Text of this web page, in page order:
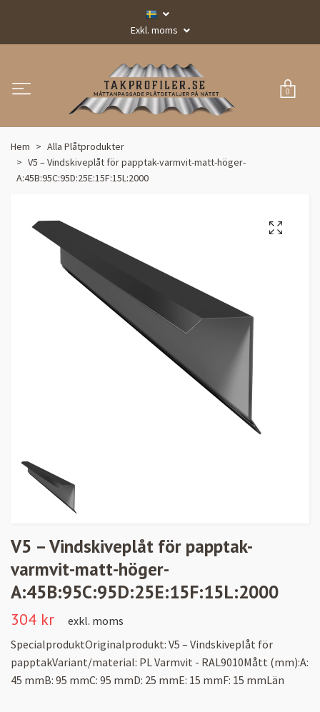
Exkl. moms
0
Hem
Alla Plåtprodukter
V5 – Vindskiveplåt för papptak-varmvit-matt-höger-
A:45B:95C:95D:25E:15F:15L:2000
V5 – Vindskiveplåt för papptak-
varmvit-matt-höger-
A:45B:95C:95D:25E:15F:15L:2000
304 kr
exkl. moms
SpecialproduktOriginalprodukt: V5 – Vindskiveplåt för
papptakVariant/material: PL Varmvit - RAL9010Mått (mm):A:
45 mmB: 95 mmC: 95 mmD: 25 mmE: 15 mmF: 15 mmLän